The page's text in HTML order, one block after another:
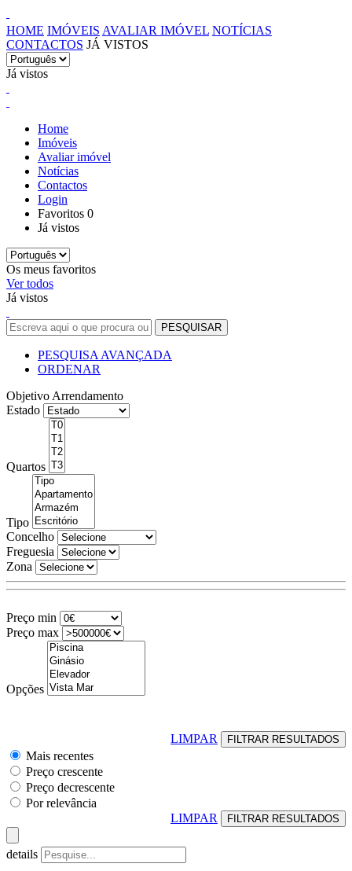
HOME IMÓVEIS AVALIAR IMÓVEL NOTÍCIAS
CONTACTOS JÁ VISTOS
Já vistos
Home
Imóveis
Avaliar imóvel
Notícias
Contactos
Login
Favoritos 0
Já vistos
Os meus favoritos
Ver todos
Já vistos
PESQUISA AVANÇADA
ORDENAR
Objetivo Arrendamento
Estado
Quartos
Tipo
Concelho
Freguesia
Zona
Preço min
Preço max
Opções
LIMPAR
Mais recentes
Preço crescente
Preço decrescente
Por relevância
LIMPAR
details